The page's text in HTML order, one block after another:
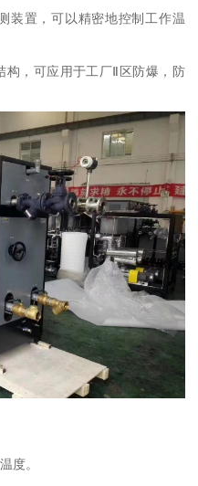
装置，可以精密地控制工作温
构，可应用于工厂Ⅱ区防爆，防
度。